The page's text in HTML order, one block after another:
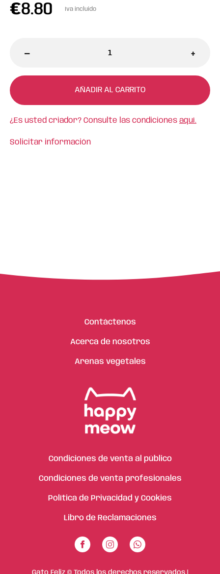
€8.80 Iva incluido
- +
AÑADIR AL CARRITO
¿Es usted criador? Consulte las condiciones aquí.
Solicitar información
Contáctenos
Acerca de nosotros
Arenas vegetales
Condiciones de venta al público
Condiciones de venta profesionales
Política de Privacidad y Cookies
Libro de Reclamaciones
Gato Feliz © Todos los derechos reservados |